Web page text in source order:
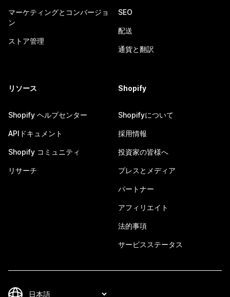
マーケティングとコンバージョ
ン
ストア管理
SEO
配送
通貨と翻訳
リソース
Shopify ヘルプセンター
APIドキュメント
Shopify コミュニティ
リサーチ
Shopify
Shopifyについて
採用情報
投資家の皆様へ
プレスとメディア
パートナー
アフィリエイト
法的事項
サービスステータス